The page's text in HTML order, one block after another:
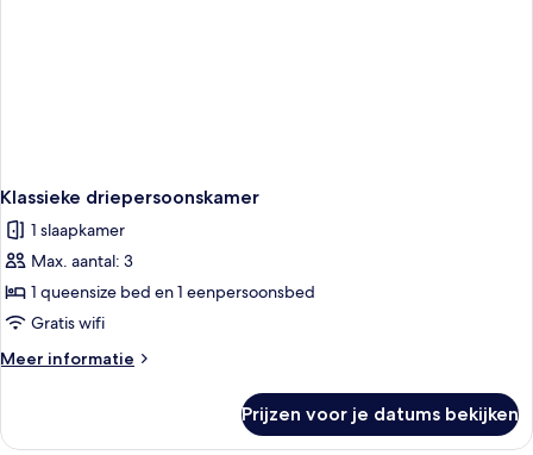
Klassieke driepersoonskamer
1 slaapkamer
Max. aantal: 3
1 queensize bed en 1 eenpersoonsbed
Gratis wifi
Meer informatie
Meer
driepersoonskamer
Prijzen voor je datums bekijken